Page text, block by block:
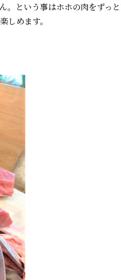
という事はホホの肉をずっと
しめます。